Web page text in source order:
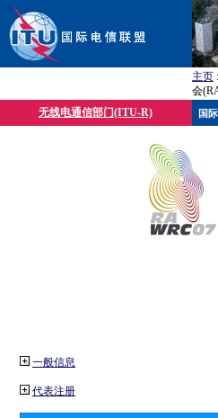
主页 :
会
无线电通信部门(ITU-R)
一般信息
代表注册
国